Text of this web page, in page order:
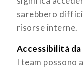
sarebbero
risorse interne.
Accessibilità
I team possono